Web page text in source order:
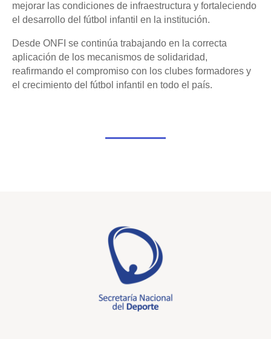
mejorar las condiciones de infraestructura y fortaleciendo
el desarrollo del fútbol infantil en la institución.
Desde ONFI se continúa trabajando en la correcta
aplicación de los mecanismos de solidaridad,
reafirmando el compromiso con los clubes formadores y
el crecimiento del fútbol infantil en todo el país.